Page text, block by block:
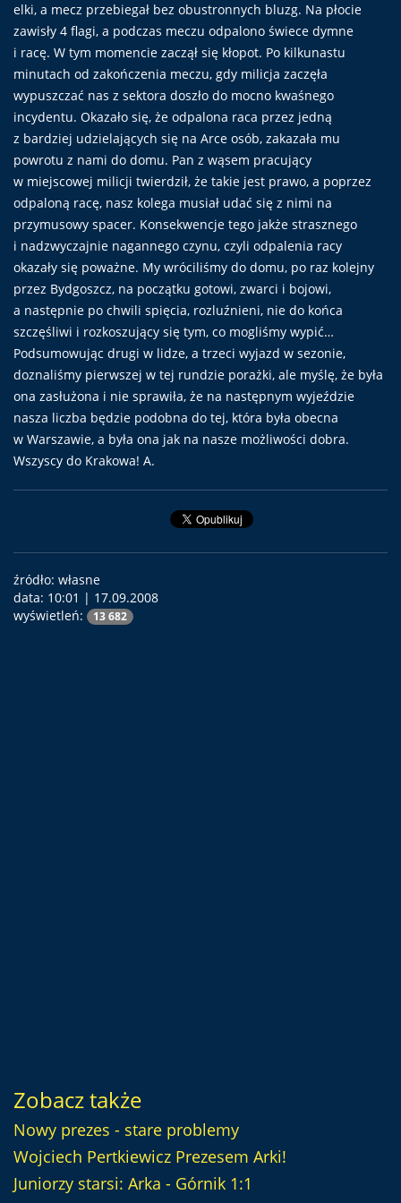
elki, a mecz przebiegał bez obustronnych bluzg. Na płocie
zawisły 4 flagi, a podczas meczu odpalono świece dymne
i racę. W tym momencie zaczął się kłopot. Po kilkunastu
minutach od zakończenia meczu, gdy milicja zaczęła
wypuszczać nas z sektora doszło do mocno kwaśnego
incydentu. Okazało się, że odpalona raca przez jedną
z bardziej udzielających się na Arce osób, zakazała mu
powrotu z nami do domu. Pan z wąsem pracujący
w miejscowej milicji twierdził, że takie jest prawo, a poprzez
odpaloną racę, nasz kolega musiał udać się z nimi na
przymusowy spacer. Konsekwencje tego jakże strasznego
i nadzwyczajnie nagannego czynu, czyli odpalenia racy
okazały się poważne. My wróciliśmy do domu, po raz kolejny
przez Bydgoszcz, na początku gotowi, zwarci i bojowi,
a następnie po chwili spięcia, rozluźnieni, nie do końca
szczęśliwi i rozkoszujący się tym, co mogliśmy wypić…
Podsumowując drugi w lidze, a trzeci wyjazd w sezonie,
doznaliśmy pierwszej w tej rundzie porażki, ale myślę, że była
ona zasłużona i nie sprawiła, że na następnym wyjeździe
nasza liczba będzie podobna do tej, która była obecna
w Warszawie, a była ona jak na nasze możliwości dobra.
Wszyscy do Krakowa! A.
źródło: własne
data: 10:01 | 17.09.2008
wyświetleń:
13 682
Zobacz także
Nowy prezes - stare problemy
Wojciech Pertkiewicz Prezesem Arki!
Juniorzy starsi: Arka - Górnik 1:1